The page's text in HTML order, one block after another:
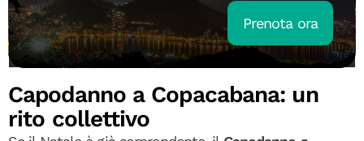
Prenota ora
Capodanno a Copacabana: un
rito collettivo